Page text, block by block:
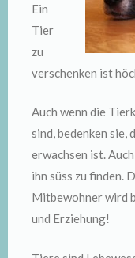
Ein
Tier
zu
verschenken ist
Auch wenn die
sind, bedenken sie,
erwachsen ist.
ihn süss zu finden.
Mitbewohner wird
und Erziehung!